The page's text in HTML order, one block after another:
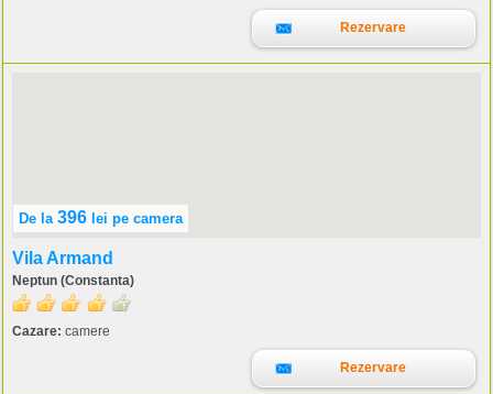
Rezervare
De la 396 lei pe camera
Vila Armand
Neptun (Constanta)
Cazare: camere
Rezervare